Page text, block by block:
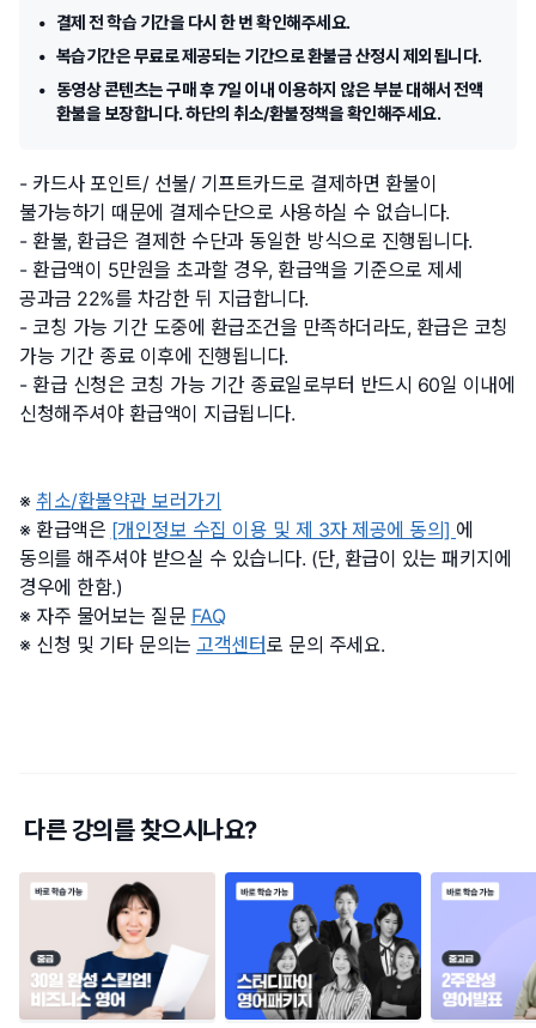
결제 전 학습 기간을 다시 한 번 확인해주세요.
복습기간은 무료로 제공되는 기간으로 환불금 산정시 제외됩니다.
동영상 콘텐츠는 구매 후 7일 이내 이용하지 않은 부분 대해서 전액
환불을 보장합니다. 하단의 취소/환불정책을 확인해주세요.
카드사 포인트/ 선불/ 기프트카드로 결제하면 환불이
불가능하기 때문에 결제수단으로 사용하실 수 없습니다.
환불, 환급은 결제한 수단과 동일한 방식으로 진행됩니다.
환급액이 5만원을 초과할 경우, 환급액을 기준으로 제세
공과금 22%를 차감한 뒤 지급합니다.
코칭 가능 기간 도중에 환급조건을 만족하더라도, 환급은 코칭
가능 기간 종료 이후에 진행됩니다.
환급 신청은 코칭 가능 기간 종료일로부터 반드시 60일 이내에
신청해주셔야 환급액이 지급됩니다.
취소/환불약관 보러가기
환급액은 [개인정보 수집 이용 및 제 3자 제공에 동의] 에
동의를 해주셔야 받으실 수 있습니다. (단, 환급이 있는 패키지에
경우에 한함.)
자주 물어보는 질문 FAQ
신청 및 기타 문의는 고객센터로 문의 주세요.
다른 강의를 찾으시나요?